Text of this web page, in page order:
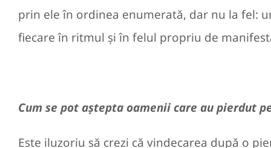
prin ele în ordinea enumerată, dar nu la fel:
fiecare în ritmul și în felul propriu de
Cum se pot aștepta oamenii care au pierdut
Este iluzoriu să crezi că vindecarea după o